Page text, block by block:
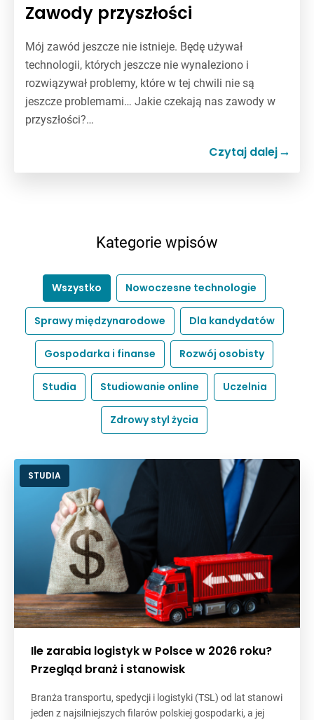
Zawody przyszłości
Mój zawód jeszcze nie istnieje. Będę używał
technologii, których jeszcze nie wynaleziono i
rozwiązywał problemy, które w tej chwili nie są
jeszcze problemami… Jakie czekają nas zawody w
przyszłości?…
Czytaj dalej
Kategorie wpisów
Wszystko Nowoczesne technologie
Sprawy międzynarodowe Dla kandydatów
Gospodarka i finanse Rozwój osobisty
Studia Studiowanie online Uczelnia
Zdrowy styl życia
STUDIA
Ile zarabia logistyk w Polsce w 2026 roku?
Przegląd branż i stanowisk
Branża transportu, spedycji i logistyki (TSL) od lat stanowi
jeden z najsilniejszych filarów polskiej gospodarki, a jej